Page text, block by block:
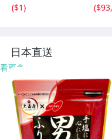
BAG ちょっとし
($1)
(
日本直送
看更多